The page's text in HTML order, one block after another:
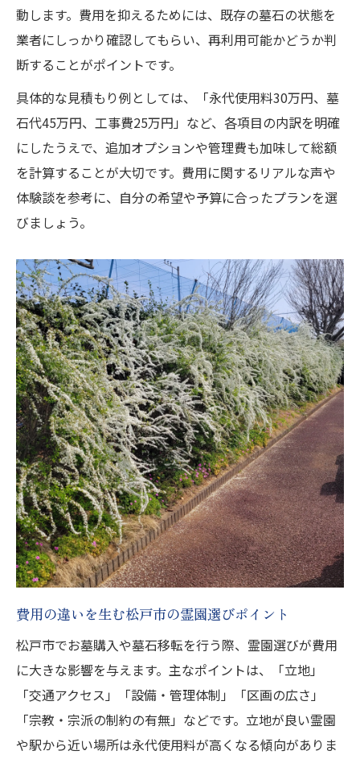
動します。費用を抑えるためには、既存の墓石の状態を
業者にしっかり確認してもらい、再利用可能かどうか判
断することがポイントです。
具体的な見積もり例としては、「永代使用料30万円、墓
石代45万円、工事費25万円」など、各項目の内訳を明確
にしたうえで、追加オプションや管理費も加味して総額
を計算することが大切です。費用に関するリアルな声や
体験談を参考に、自分の希望や予算に合ったプランを選
びましょう。
費用の違いを生む松戸市の霊園選びポイント
松戸市でお墓購入や墓石移転を行う際、霊園選びが費用
に大きな影響を与えます。主なポイントは、「立地」
「交通アクセス」「設備・管理体制」「区画の広さ」
「宗教・宗派の制約の有無」などです。立地が良い霊園
や駅から近い場所は永代使用料が高くなる傾向がありま